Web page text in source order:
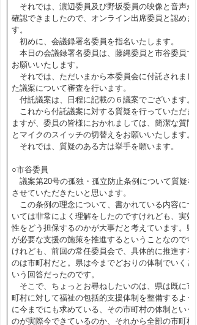
それでは、濵辺委員及び野坂委員の映像と音声が
確認できましたので、オンライン出席委員と認めま
す。
初めに、会議録署名委員を指名いたします。
本日の会議録署名委員は、藤縄委員と市谷委員で
お願いいたします。
それでは、ただいまから本委員会に付託されまし
た議案について審査を行います。
付託議案は、日程に記載の６議案でございます。
これから付託議案に対する質疑を行っていただき
ますが、委員の皆様におかれましては、簡潔な質問
とマイクのスイッチの切替えをお願いいたします。
それでは、質疑のある方は挙手を願います。
○市谷委員
議案第20号の孤独・孤立防止条例について質疑を
させていただきたいと思います。
この条例の理念について、書かれている内容につ
いては非常によく理解をしたのですけれども、実効
性をどう担保するのかが大事だと考えています。県
が必要な支援の施策を推進するということなのです
けれども、前回の常任委員会で、具体的に推進する
のは市町村だと。県は今までどおりの体制でいくと
いう回答だったのです。
そこで、ちょっとお尋ねしたいのは、県は既に市
町村に対して福祉の包括的支援体制を整備するよう
に今までにも求めている、その市町村の体制という
のが実際今できているのか、それから全部の市町村